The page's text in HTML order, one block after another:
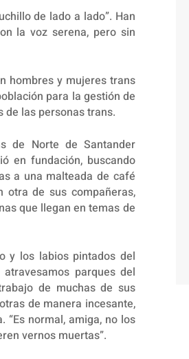
de lado a lado”. Han
la voz serena, pero sin
hombres y mujeres trans
para la gestión de
de las personas trans.
de Norte de Santander
en fundación, buscando
a una malteada de café
otra de sus compañeras,
que llegan en temas de
y los labios pintados del
parques del
de muchas de sus
de manera incesante,
normal, amiga, no los
vernos muertas”.